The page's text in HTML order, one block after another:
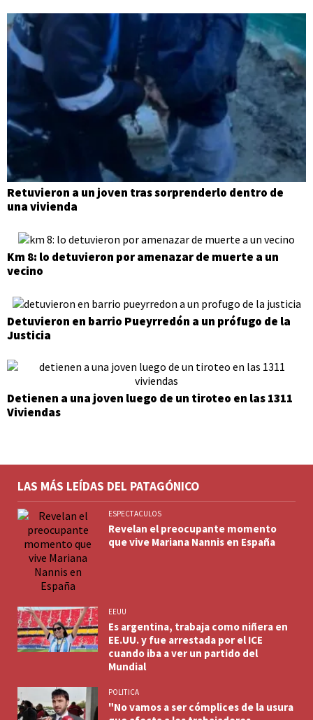
Retuvieron a un joven tras sorprenderlo dentro de
una vivienda
Km 8: lo detuvieron por amenazar de muerte a un
vecino
Detuvieron en barrio Pueyrredón a un prófugo de la
Justicia
Detienen a una joven luego de un tiroteo en las 1311
Viviendas
LAS MÁS LEÍDAS DEL PATAGÓNICO
ESPECTACULOS
Revelan el preocupante momento
que vive Mariana Nannis en España
EEUU
Es argentina, trabaja como niñera en
EE.UU. y fue arrestada por el ICE
cuando iba a ver un partido del
Mundial
POLITICA
"No vamos a ser cómplices de la usura